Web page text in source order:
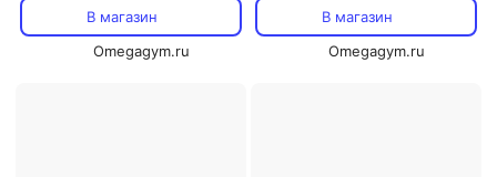
В магазин
Omegagym.ru
В магазин
Omegagym.ru